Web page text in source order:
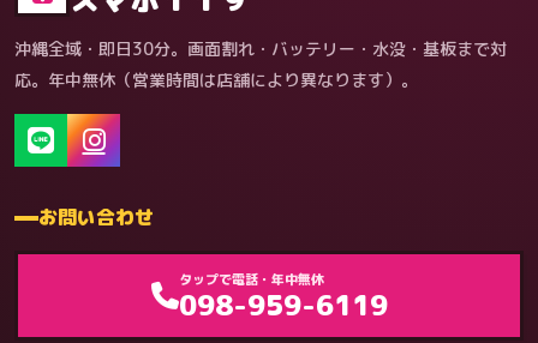
沖縄全域・即日30分。画面割れ・バッテリー・水没・基板まで対
応。年中無休（営業時間は店舗により異なります）。
お問い合わせ
タップで電話・年中無休
098-959-6119